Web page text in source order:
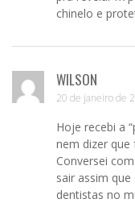
chinelo e
WILSON
20 de janeiro de
Hoje recebi a
nem dizer
Conversei
sair assim
dentistas no